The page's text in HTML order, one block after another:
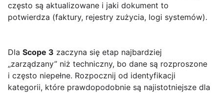
często są aktualizowane i jaki dokument to
potwierdza (faktury, rejestry zużycia, logi systemów).
Dla Scope 3 zaczyna się etap najbardziej
„zarządzany” niż techniczny, bo dane są rozproszone
i często niepełne. Rozpocznij od identyfikacji
kategorii, które prawdopodobnie są najistotniejsze dla